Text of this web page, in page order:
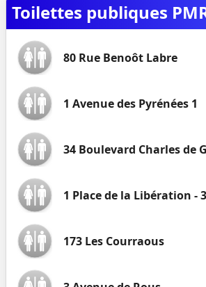
Toilettes publiques
80 Rue Benoôt Labre
1 Avenue des Pyrénées 1
34 Boulevard Charles de
1 Place de la Libération - 3
173 Les Courraous